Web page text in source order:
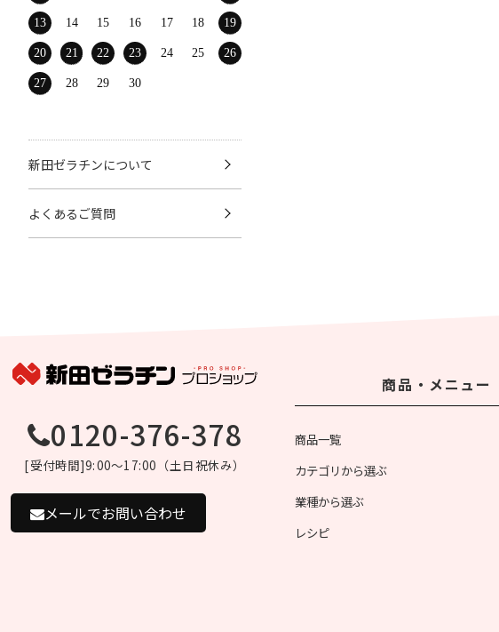
13 14 15 16 17 18 19
20 21 22 23 24 25 26
27 28 29 30
新田ゼラチンについて
よくあるご質問
0120-376-378
[受付時間]9:00～17:00（土日祝休み）
メールでお問い合わせ
商品・メニュー
商品一覧
カテゴリから選ぶ
業種から選ぶ
レシピ